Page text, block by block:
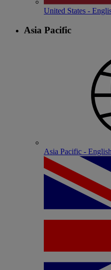
United States -
Asia Pacific
Asia Pacific - English